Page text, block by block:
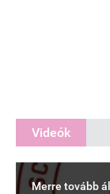
Videók
Merre tovább